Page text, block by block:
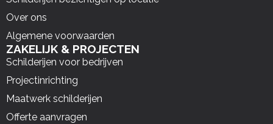
Over ons
Algemene voorwaarden
ZAKELIJK & PROJECTEN
Schilderijen voor bedrijven
Projectinrichting
Maatwerk schilderijen
Offerte aanvragen